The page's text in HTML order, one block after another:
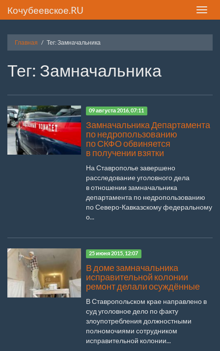
Toggle
Кочубеевское.RU
Главная Тег: Замначальника
Тег: Замначальника
09 августа 2016, 07:11
Замначальника Департамента
по недропользованию
по СКФО обвиняется
в получении взятки
На Ставрополье завершено
расследование уголовного дела
в отношении замначальника
департамента по недропользованию
по Северо-Кавказскому федеральному
о...
25 июня 2015, 12:07
В доме замначальника
исправительной колонии
ремонт делали осуждённые
В Ставропольском крае направлено в
суд уголовное дело по факту
злоупотребления должностными
полномочиями сотрудником
исправительной колонии...